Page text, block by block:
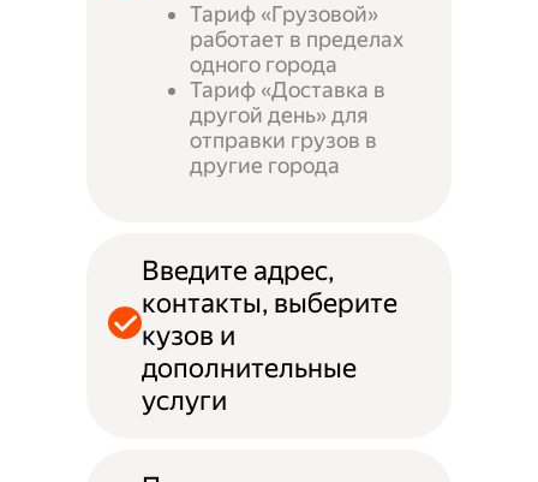
Тариф «Грузовой»
работает в пределах
одного города
Тариф «Доставка в
другой день» для
отправки грузов в
другие города
Введите адрес,
контакты, выберите
кузов и
дополнительные
услуги